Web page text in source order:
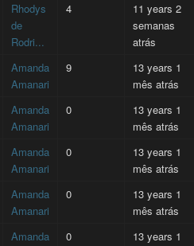
Rhodys
de
Rodri...
4
11 years 2
semanas
atrás
Amanda
Amanari
9
13 years 1
mês atrás
Amanda
Amanari
0
13 years 1
mês atrás
Amanda
Amanari
0
13 years 1
mês atrás
Amanda
Amanari
0
13 years 1
mês atrás
Amanda
0
13 years 1